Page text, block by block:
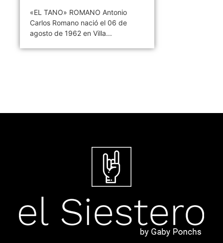
«EL TANO» ROMANO Antonio
Carlos Romano nació el 06 de
agosto de 1962 en Villa...